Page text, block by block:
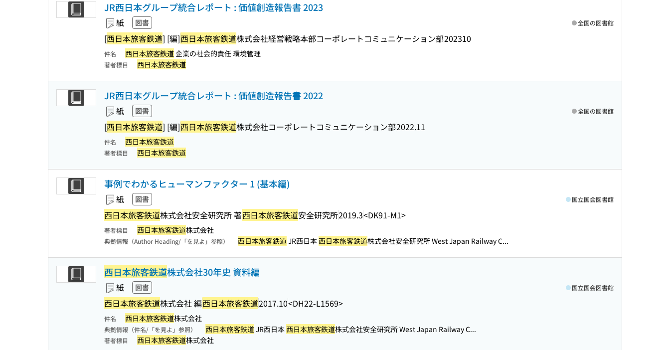
JR西日本グループ統合レポート : 価値創造報告書 2023
紙 図書
[西日本旅客鉄道] [編]西日本旅客鉄道株式会社経営戦略本部コーポレートコミュニケーション部202310
全国の図書館
件名 西日本旅客鉄道企業の社会的責任 環境管理
著者標目 西日本旅客鉄道
JR西日本グループ統合レポート : 価値創造報告書 2022
紙 図書
[西日本旅客鉄道] [編]西日本旅客鉄道株式会社コーポレートコミュニケーション部2022.11
全国の図書館
件名 西日本旅客鉄道
著者標目 西日本旅客鉄道
事例でわかるヒューマンファクター 1 (基本編)
紙 図書
西日本旅客鉄道株式会社安全研究所 著西日本旅客鉄道安全研究所2019.3<DK91-M1>
国立国会図書館
著者標目 西日本旅客鉄道株式会社
典拠情報（Author Heading/「を見よ」参照） 西日本旅客鉄道JR西日本西日本旅客鉄道株式会社安全研究所 West Japan Railway C...
西日本旅客鉄道株式会社30年史 資料編
紙 図書
西日本旅客鉄道株式会社 編西日本旅客鉄道2017.10<DH22-L1569>
国立国会図書館
件名 西日本旅客鉄道株式会社
典拠情報（件名/「を見よ」参照） 西日本旅客鉄道JR西日本西日本旅客鉄道株式会社安全研究所 West Japan Railway C...
著者標目 西日本旅客鉄道株式会社